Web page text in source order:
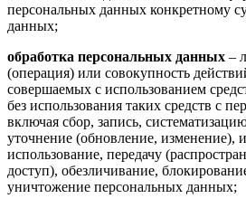
персональных данных конкретному
данных;
обработка персональных данных –
(операция) или совокупность
совершаемых с использованием
без использования таких средств с
включая сбор, запись,
уточнение (обновление, изменение),
использование, передачу
доступ), обезличивание,
уничтожение персональных данных;